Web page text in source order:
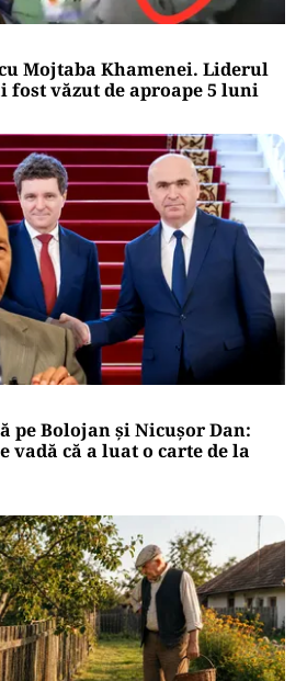
Mojtaba Khamenei. Liderul
văzut de aproape 5 luni
pe Bolojan și Nicușor Dan:
vadă că a luat o carte de la